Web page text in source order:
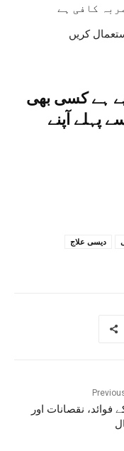
کریں
ہے کسی بھی
پہلے آپنے
دیسی علاج
فوائد، نقصانات اور